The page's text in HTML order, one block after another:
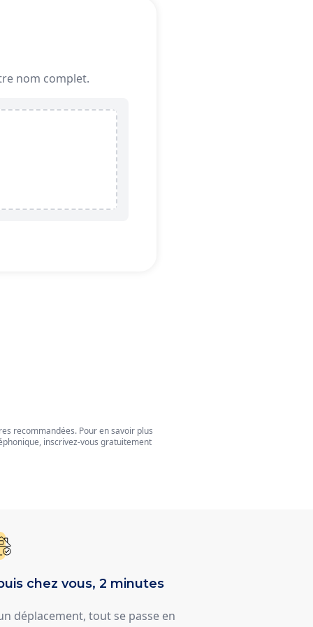
nom complet.
recommandées. Pour en savoir plus
inscrivez-vous gratuitement
chez vous, 2 minutes
déplacement, tout se passe en